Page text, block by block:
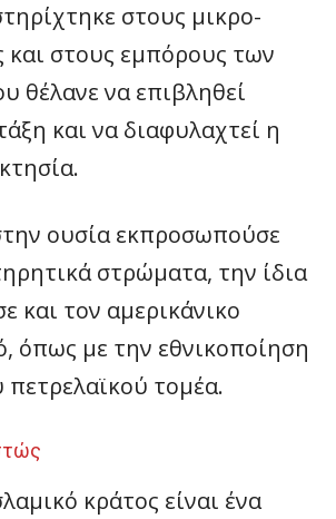
στους μικρο-
και στους εμπόρους των
θέλανε να επιβληθεί
και να διαφυλαχτεί η
ουσία εκπροσωπούσε
στρώματα, την ίδια
και τον αμερικάνικο
όπως με την εθνικοποίηση
πετρελαϊκού τομέα.
κράτος είναι ένα